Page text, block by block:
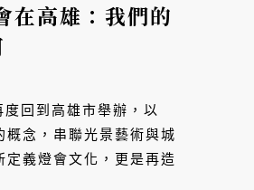
在高雄：我們的
回到高雄市舉辦，以
概念，串聯光景藝術與城
定義燈會文化，更是再造